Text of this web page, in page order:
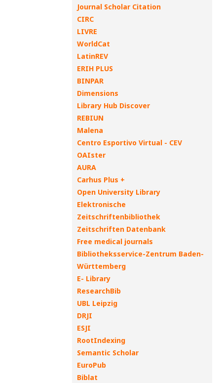
Journal Scholar Citation
CIRC
LIVRE
WorldCat
LatinREV
ERIH PLUS
BINPAR
Dimensions
Library Hub Discover
REBIUN
Malena
Centro Esportivo Virtual - CEV
OAIster
AURA
Carhus Plus +
Open University Library
Elektronische
Zeitschriftenbibliothek
Zeitschriften Datenbank
Free medical journals
Bibliotheksservice-Zentrum Baden-
Württemberg
E- Library
ResearchBib
UBL Leipzig
DRJI
ESJI
RootIndexing
Semantic Scholar
EuroPub
Biblat